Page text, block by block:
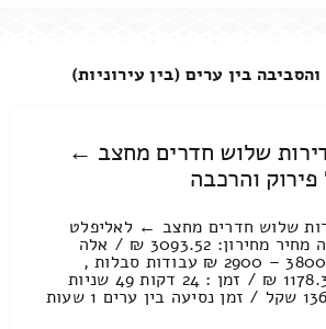
בין ערים (בין עירוניות)
שלוש חדרים מחצב ←
והרכבה
שלוש חדרים מחצב ← לאליפלט
כולל פירוק והרכבה מחיר מחירון: 3093.52 ₪ / אלה
שבטווח המחירים 3800 – 2900 ₪ עבודות סבלות ,
טעינה ופריקה : 1178.32 ₪ / זמן : 24 דקות 49 שניות
מחיר נסיעה 1360.90 שקל / זמן נסיעה בין ערים 1 שעות